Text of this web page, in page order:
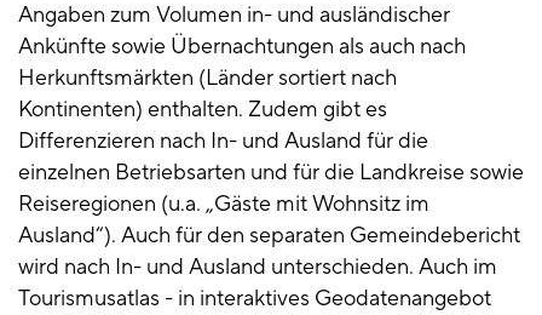
Angaben zum Volumen in- und ausländischer
Ankünfte sowie Übernachtungen als auch nach
Herkunftsmärkten (Länder sortiert nach
Kontinenten) enthalten. Zudem gibt es
Differenzieren nach In- und Ausland für die
einzelnen Betriebsarten und für die Landkreise sowie
Reiseregionen (u.a. „Gäste mit Wohnsitz im
Ausland“). Auch für den separaten Gemeindebericht
wird nach In- und Ausland unterschieden. Auch im
Tourismusatlas - in interaktives Geodatenangebot